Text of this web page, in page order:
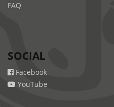
FAQ
SOCIAL
Facebook
YouTube